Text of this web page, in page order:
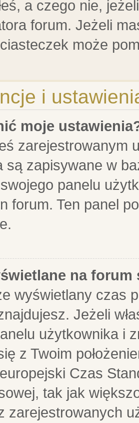
a czego nie,
forum. Jeżeli
może
i
moje
zarejestrowanym
są zapisywane w
panelu
forum. Ten panel
na forum
wyświetlany czas
Jeżeli
użytkownika i
z Twoim
Czas
tak jak
zarejestrowanych